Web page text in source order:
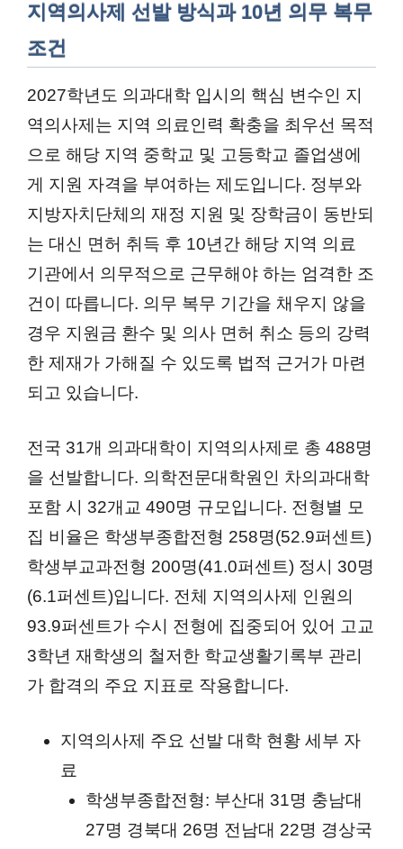
지역의사제 선발 방식과 10년 의무 복무
조건
2027학년도 의과대학 입시의 핵심 변수인 지
역의사제는 지역 의료인력 확충을 최우선 목적
으로 해당 지역 중학교 및 고등학교 졸업생에
게 지원 자격을 부여하는 제도입니다. 정부와
지방자치단체의 재정 지원 및 장학금이 동반되
는 대신 면허 취득 후 10년간 해당 지역 의료
기관에서 의무적으로 근무해야 하는 엄격한 조
건이 따릅니다. 의무 복무 기간을 채우지 않을
경우 지원금 환수 및 의사 면허 취소 등의 강력
한 제재가 가해질 수 있도록 법적 근거가 마련
되고 있습니다.
전국 31개 의과대학이 지역의사제로 총 488명
을 선발합니다. 의학전문대학원인 차의과대학
포함 시 32개교 490명 규모입니다. 전형별 모
집 비율은 학생부종합전형 258명(52.9퍼센트)
학생부교과전형 200명(41.0퍼센트) 정시 30명
(6.1퍼센트)입니다. 전체 지역의사제 인원의
93.9퍼센트가 수시 전형에 집중되어 있어 고교
3학년 재학생의 철저한 학교생활기록부 관리
가 합격의 주요 지표로 작용합니다.
지역의사제 주요 선발 대학 현황 세부 자
료
학생부종합전형: 부산대 31명 충남대
27명 경북대 26명 전남대 22명 경상국